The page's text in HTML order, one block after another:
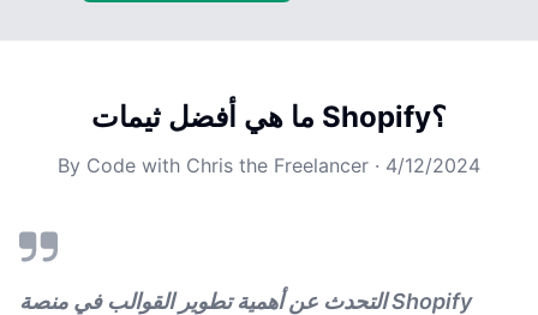
ما هي أفضل ثيمات Shopify؟
By Code with Chris the Freelancer · 4/12/2024
التحدث عن أهمية تطوير القوالب في منصة Shopify